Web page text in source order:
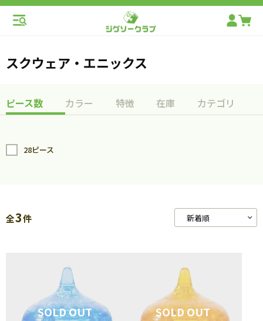
スクウェア・エニックス
ピース数 カラー 特徴 在庫 カテゴリ
28ピース
全3件